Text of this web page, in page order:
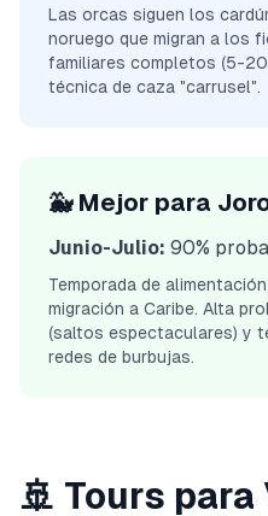
Las orcas siguen los
noruego que migran a los
familiares completos (5-
técnica de caza "carrusel".
🐳 Mejor para
Junio-Julio: 90%
Temporada de
migración a Caribe. Alta
(saltos espectaculares) y
redes de burbujas.
🚢 Tours